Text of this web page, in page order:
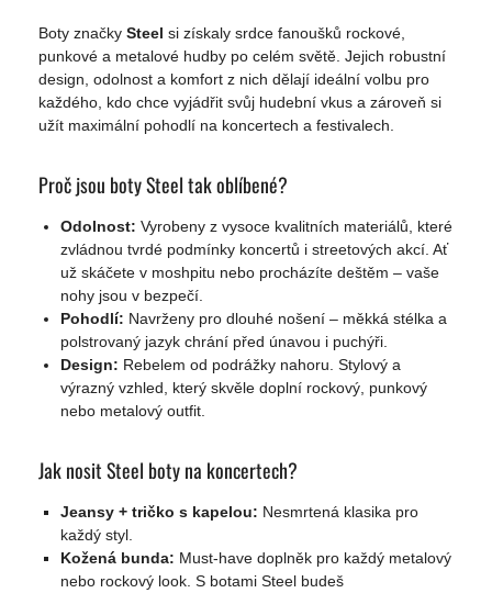
Boty značky Steel si získaly srdce fanoušků rockové,
punkové a metalové hudby po celém světě. Jejich robustní
design, odolnost a komfort z nich dělají ideální volbu pro
každého, kdo chce vyjádřit svůj hudební vkus a zároveň si
užít maximální pohodlí na koncertech a festivalech.
Proč jsou boty Steel tak oblíbené?
Odolnost: Vyrobeny z vysoce kvalitních materiálů, které
zvládnou tvrdé podmínky koncertů i streetových akcí. Ať
už skáčete v moshpitu nebo procházíte deštěm – vaše
nohy jsou v bezpečí.
Pohodlí: Navrženy pro dlouhé nošení – měkká stélka a
polstrovaný jazyk chrání před únavou i puchýři.
Design: Rebelem od podrážky nahoru. Stylový a
výrazný vzhled, který skvěle doplní rockový, punkový
nebo metalový outfit.
Jak nosit Steel boty na koncertech?
Jeansy + tričko s kapelou: Nesmrtená klasika pro
každý styl.
Kožená bunda: Must-have doplněk pro každý metalový
nebo rockový look. S botami Steel budeš